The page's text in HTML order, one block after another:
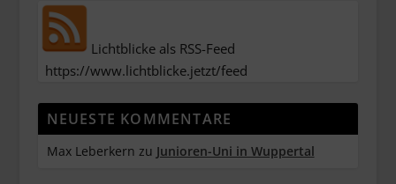
Lichtblicke als RSS-Feed
https://www.lichtblicke.jetzt/feed
NEUESTE KOMMENTARE
Max Leberkern zu Junioren-Uni in Wuppertal